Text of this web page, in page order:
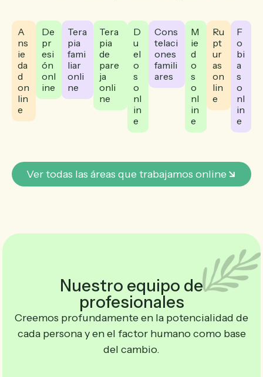
A
ns
ie
da
d
on
lin
e
De
pr
esi
ón
onl
ine
Tera
pia
fami
liar
onli
ne
Tera
pia
de
pare
ja
onli
ne
D
u
el
o
s
o
nl
in
e
Cons
telaci
ones
famili
ares
M
ie
d
o
s
o
nl
in
e
Ru
pt
ur
as
on
lin
e
F
o
bi
a
s
o
nl
in
e
Ver todas las áreas que trabajamos online
Nuestro equipo de
profesionales
Creemos profundamente en la potencialidad de
cada persona y en el factor humano como base
del cambio.